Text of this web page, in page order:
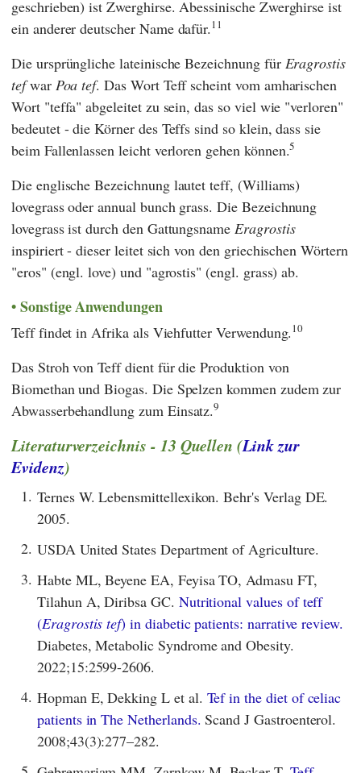
geschrieben) ist Zwerghirse. Abessinische Zwerghirse ist
ein anderer deutscher Name dafür.11
Die ursprüngliche lateinische Bezeichnung für Eragrostis
tef war Poa tef. Das Wort Teff scheint vom amharischen
Wort "teffa" abgeleitet zu sein, das so viel wie "verloren"
bedeutet - die Körner des Teffs sind so klein, dass sie
beim Fallenlassen leicht verloren gehen können.5
Die englische Bezeichnung lautet teff, (Williams)
lovegrass oder annual bunch grass. Die Bezeichnung
lovegrass ist durch den GattungsnameEragrostis
inspiriert - dieser leitet sich von den griechischen Wörtern
"eros" (engl. love) und "agrostis" (engl. grass) ab.
Sonstige Anwendungen
Teff findet in Afrika als Viehfutter Verwendung.10
Das Stroh von Teff dient für die Produktion von
Biomethan und Biogas. Die Spelzen kommen zudem zur
Abwasserbehandlung zum Einsatz.9
Literaturverzeichnis - 13 Quellen (Link zur
Evidenz)
1. Ternes W. Lebensmittellexikon. Behr's Verlag DE.
2005.
2. USDA United States Department of Agriculture.
3. Habte ML, Beyene EA, Feyisa TO, Admasu FT,
Tilahun A, Diribsa GC. Nutritional values of teff
(Eragrostis tef) in diabetic patients: narrative review.
Diabetes, Metabolic Syndrome and Obesity.
2022;15:2599-2606.
4. Hopman E, Dekking L et al. Tef in the diet of celiac
patients in The Netherlands. Scand J Gastroenterol.
2008;43(3):277–282.